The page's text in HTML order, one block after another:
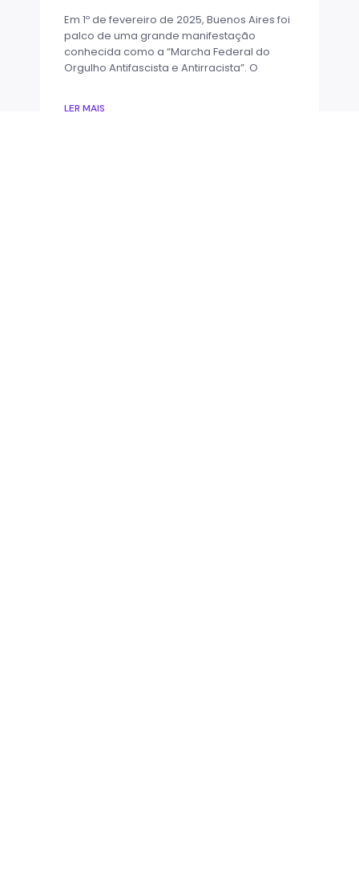
Em 1º de fevereiro de 2025, Buenos Aires foi
palco de uma grande manifestação
conhecida como a “Marcha Federal do
Orgulho Antifascista e Antirracista”. O
LER MAIS